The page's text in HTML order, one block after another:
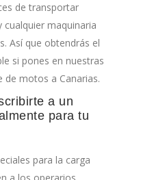
de transportar
cualquier maquinaria
Así que obtendrás el
si pones en nuestras
motos a Canarias.
a un
para tu
para la carga